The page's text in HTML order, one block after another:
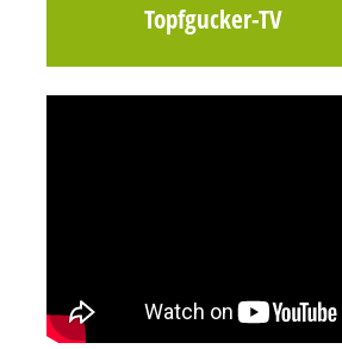
Topfgucker-TV